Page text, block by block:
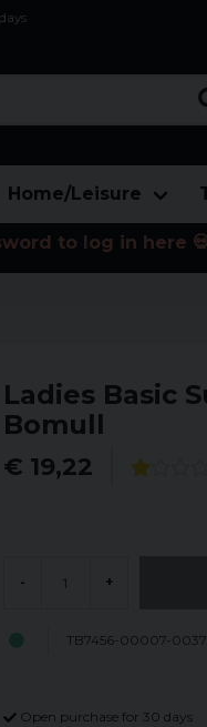
Home/Leisure
to log in here
Ladies Basic
Bomull
€ 19,22
- +
TB7456-00007-0037
Open purchase for 30 days